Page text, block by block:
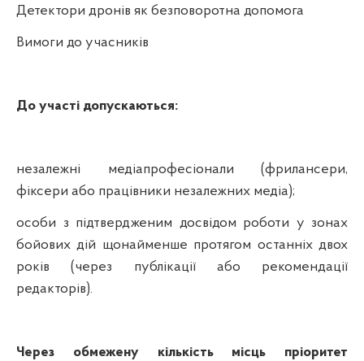
Детектори дронів як безповоротна допомога
Вимоги до учасників
До участі допускаються:
незалежні медіапрофесіонали (фрилансери,
фіксери або працівники незалежних медіа);
особи з підтвердженим досвідом роботи у зонах
бойових дій щонайменше протягом останніх двох
років (через публікації або рекомендації
редакторів).
Через обмежену кількість місць пріоритет